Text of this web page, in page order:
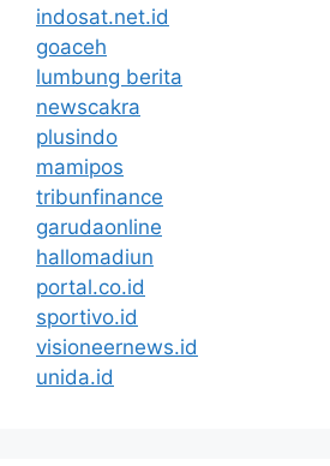
indosat.net.id
goaceh
lumbung berita
newscakra
plusindo
mamipos
tribunfinance
garudaonline
hallomadiun
portal.co.id
sportivo.id
visioneernews.id
unida.id